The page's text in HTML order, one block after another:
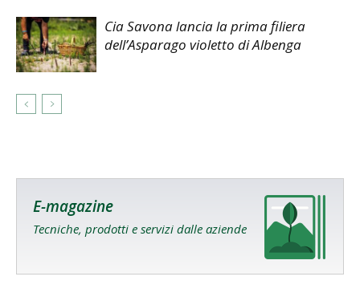
Cia Savona lancia la prima filiera
dell’Asparago violetto di Albenga
E-magazine
Tecniche, prodotti e servizi dalle aziende